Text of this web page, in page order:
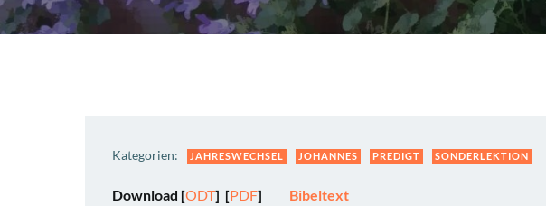
Kategorien: JAHRESWECHSEL JOHANNES PREDIGT SONDERLEKTION
Download [ODT] [PDF] Bibeltext